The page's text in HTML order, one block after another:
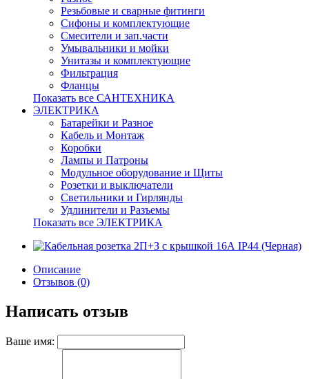
Резьбовые и сварные фитинги
Сифоны и комплектующие
Смесители и зап.части
Умывальники и мойки
Унитазы и комплектующие
Фильтрация
Фланцы
Показать все САНТЕХНИКА
ЭЛЕКТРИКА
Батарейки и Разное
Кабель и Монтаж
Коробки
Лампы и Патроны
Модульное оборудование и Щиты
Розетки и выключатели
Светильники и Гирлянды
Удлинители и Разъемы
Показать все ЭЛЕКТРИКА
Описание
Отзывов (0)
Написать отзыв
Ваше имя: